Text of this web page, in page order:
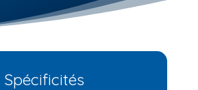
Spécificités